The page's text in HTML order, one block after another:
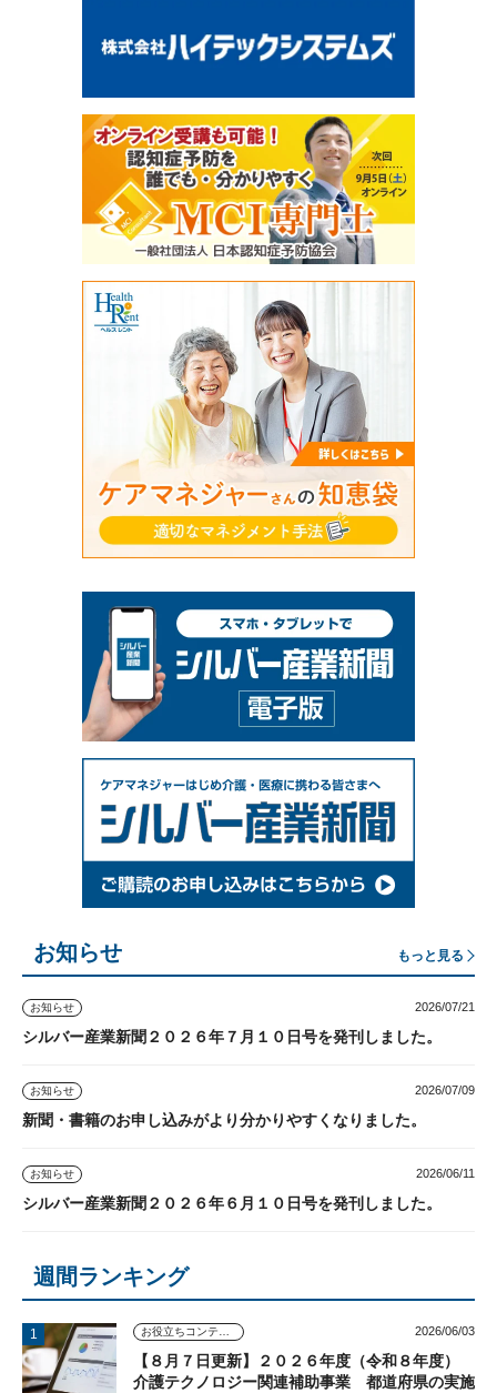
お知らせ もっと見る
お知らせ 2026/07/21
シルバー産業新聞２０２６年７月１０日号を発刊しました。
お知らせ 2026/07/09
新聞・書籍のお申し込みがより分かりやすくなりました。
お知らせ 2026/06/11
シルバー産業新聞２０２６年６月１０日号を発刊しました。
週間ランキング
お役立ちコンテンツ 2026/06/03
【８月７日更新】２０２６年度（令和８年度）
介護テクノロジー関連補助事業 都道府県の実施